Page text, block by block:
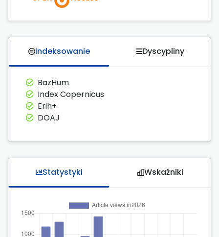
Indeksowanie Dyscypliny
BazHum
Index Copernicus
Erih+
DOAJ
Statystyki Wskaźniki